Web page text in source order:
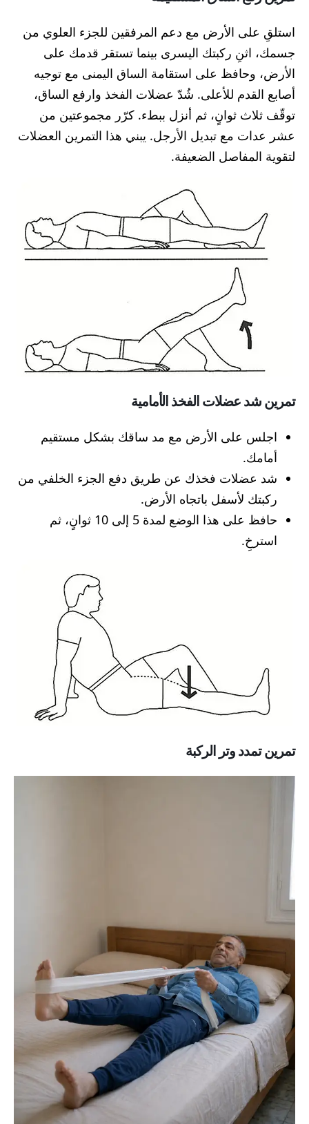
استلقِ على الأرض مع دعم المرفقين للجزء العلوي من
جسمك، اثنِ ركبتك اليسرى بينما تستقر قدمك على
الأرض، وحافظ على استقامة الساق اليمنى مع توجيه
أصابع القدم للأعلى. شُدّ عضلات الفخذ وارفع الساق،
توقّف ثلاث ثوانٍ، ثم أنزل ببطء. كرّر مجموعتين من
عشر عدات مع تبديل الأرجل. يبني هذا التمرين العضلات
لتقوية المفاصل الضعيفة.
تمرين شد عضلات الفخذ الأمامية
اجلس على الأرض مع مد ساقك بشكل مستقيم
أمامك.
شد عضلات فخذك عن طريق دفع الجزء الخلفي من
ركبتك لأسفل باتجاه الأرض.
حافظ على هذا الوضع لمدة 5 إلى 10 ثوانٍ، ثم
استرخِ.
تمرين تمدد وتر الركبة